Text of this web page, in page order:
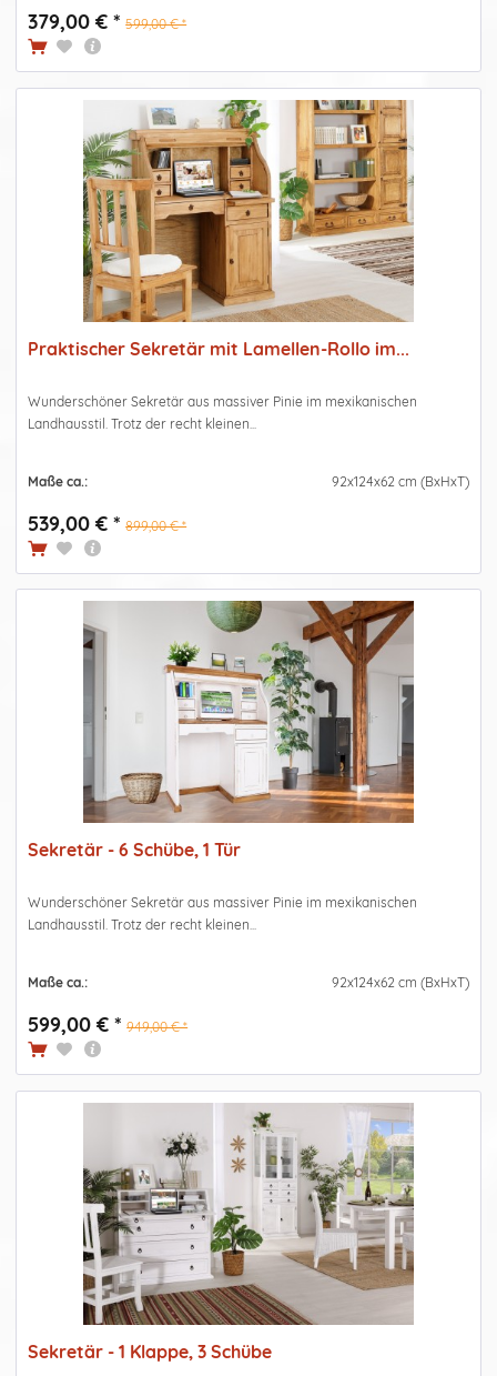
379,00 € * 599,00 € *
Praktischer Sekretär mit Lamellen-Rollo im...
Wunderschöner Sekretär aus massiver Pinie im mexikanischen
Landhausstil. Trotz der recht kleinen...
Maße ca.: 92x124x62 cm (BxHxT)
539,00 € * 899,00 € *
Sekretär - 6 Schübe, 1 Tür
Wunderschöner Sekretär aus massiver Pinie im mexikanischen
Landhausstil. Trotz der recht kleinen...
Maße ca.: 92x124x62 cm (BxHxT)
599,00 € * 949,00 € *
Sekretär - 1 Klappe, 3 Schübe